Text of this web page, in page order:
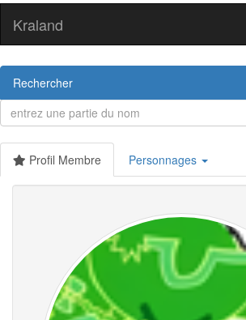
Kraland
Rechercher
Profil Membre Personnages